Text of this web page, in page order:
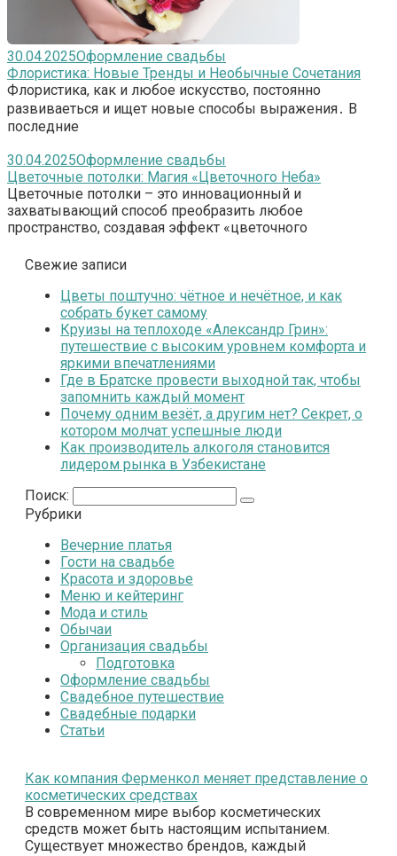
30.04.2025Оформление свадьбы
Флористика: Новые Тренды и Необычные Сочетания
Флористика, как и любое искусство, постоянно
развиваеться и ищет новые способы выражения․ В
последние
30.04.2025Оформление свадьбы
Цветочные потолки: Магия «Цветочного Неба»
Цветочные потолки – это инновационный и
захватывающий способ преобразить любое
пространство, создавая эффект «цветочного
Свежие записи
Цветы поштучно: чётное и нечётное, и как
собрать букет самому
Круизы на теплоходе «Александр Грин»:
путешествие с высоким уровнем комфорта и
яркими впечатлениями
Где в Братске провести выходной так, чтобы
запомнить каждый момент
Почему одним везёт, а другим нет? Секрет, о
котором молчат успешные люди
Как производитель алкоголя становится
лидером рынка в Узбекистане
Поиск:
Рубрики
Вечерние платья
Гости на свадьбе
Красота и здоровье
Меню и кейтеринг
Мода и стиль
Обычаи
Организация свадьбы
Подготовка
Оформление свадьбы
Свадебное путешествие
Свадебные подарки
Статьи
Как компания Ферменкол меняет представление о
косметических средствах
В современном мире выбор косметических
средств может быть настоящим испытанием.
Существует множество брендов, каждый